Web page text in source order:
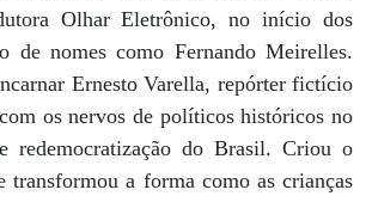
Olhar Eletrônico, no início dos
de nomes como Fernando Meirelles.
Ernesto Varella, repórter fictício
os nervos de políticos históricos no
redemocratização do Brasil. Criou o
transformou a forma como as crianças